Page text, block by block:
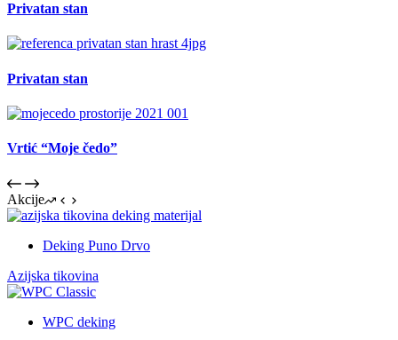
Privatan stan
Privatan stan
Vrtić “Moje čedo”
Akcije
Deking Puno Drvo
Azijska tikovina
WPC deking